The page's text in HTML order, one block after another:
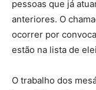
pessoas que já
anteriores. O
ocorrer por
estão na lista de
O trabalho dos